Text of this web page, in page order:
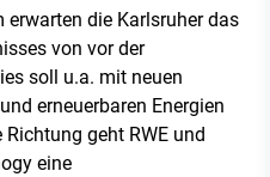
die Karlsruher das
von vor der
soll u.a. mit neuen
erneuerbaren Energien
geht RWE und
eine